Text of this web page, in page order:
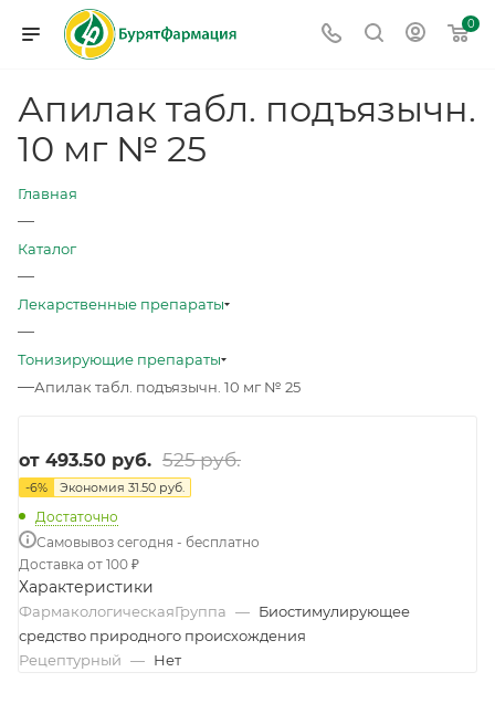
0
Апилак табл. подъязычн.
10 мг № 25
Главная
—
Каталог
—
Лекарственные препараты
—
Тонизирующие препараты
—Апилак табл. подъязычн. 10 мг № 25
от 493.50 руб. 525 руб.
-6% Экономия 31.50 руб.
Достаточно
Самовывоз сегодня - бесплатно
Доставка от 100 ₽
Характеристики
ФармакологическаяГруппа — Биостимулирующее
средство природного происхождения
Рецептурный — Нет